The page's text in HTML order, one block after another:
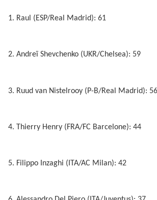
1. Raul (ESP/Real Madrid): 61
2. Andreï Shevchenko (UKR/Chelsea): 59
3. Ruud van Nistelrooy (P-B/Real Madrid): 56
4. Thierry Henry (FRA/FC Barcelone): 44
5. Filippo Inzaghi (ITA/AC Milan): 42